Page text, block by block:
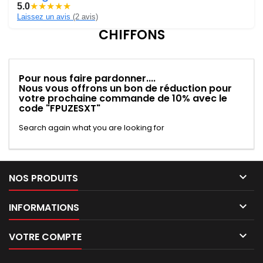
5.0★★★★★
Laissez un avis (2 avis)
CHIFFONS
Pour nous faire pardonner....
Nous vous offrons un bon de réduction pour
votre prochaine commande de 10% avec le
code "FPUZESXT"
Search again what you are looking for
NOS PRODUITS 
INFORMATIONS 
VOTRE COMPTE 